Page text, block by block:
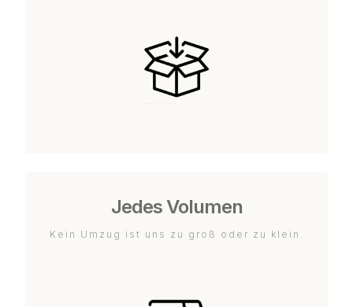
Jedes Volumen
Kein Umzug ist uns zu groß oder zu klein.